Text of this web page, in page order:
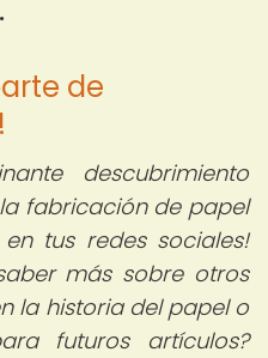
de
!
descubrimiento
fabricación de papel
tus redes sociales!
más sobre otros
la historia del papel o
futuros artículos?